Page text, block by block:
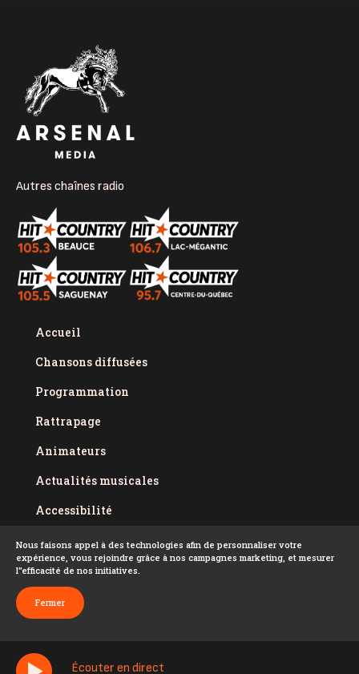
Écouter en direct
Autres chaînes radio
Accueil
Chansons diffusées
Programmation
Rattrapage
Animateurs
Actualités musicales
Accessibilité
Politique de confidentialité
Conditions d'utilisation
FAQ
Nous faisons appel à des technologies afin de personnaliser votre
expérience, vous rejoindre grâce à nos campagnes marketing, et mesurer
l''efficacité de nos initiatives.
Fermer